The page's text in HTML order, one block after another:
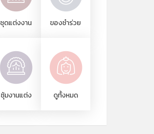
ชุดแต่งงาน ของชำร่วย
ซุ้มงานแต่ง ดูทั้งหมด